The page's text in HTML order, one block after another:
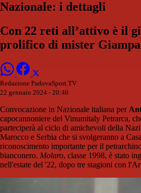
Nazionale: i dettagli
Con 22 reti all’attivo è il
prolifico di mister
Redazione PadovaSport.TV
22 gennaio 2024 - 20:40
Convocazione in Nazionale italiana per
capocannoniere del Vinumitaly Petrarca,
parteciperà al ciclo di amichevoli della
Marocco e Serbia che si svolgeranno a
riconoscimento importante per il
bianconero. Molaro, classe 1998, è stato
nell'estate del '22, dopo tre stagioni con